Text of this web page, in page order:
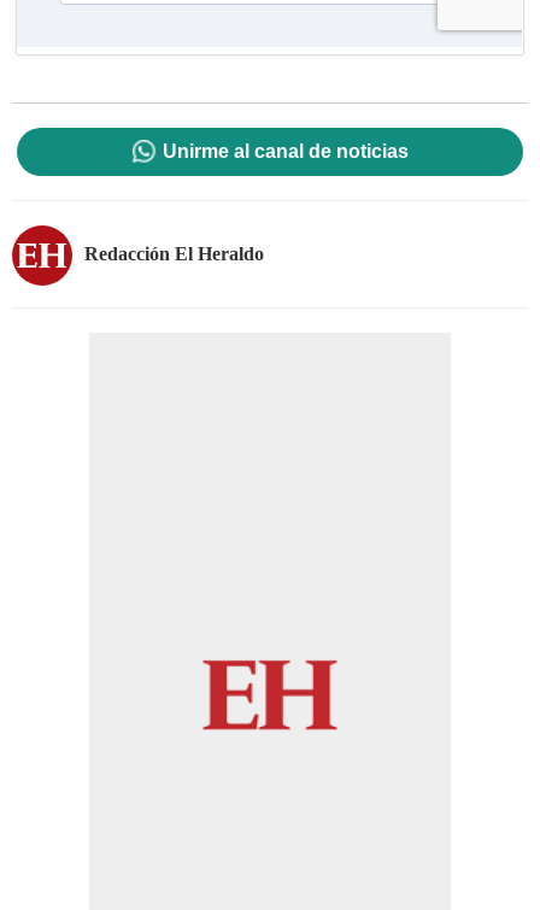
Unirme al canal de noticias
Redacción El Heraldo